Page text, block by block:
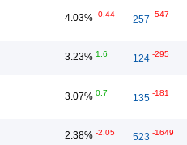
4.03% -0.44 257 -547
3.23% 1.6 124 -295
3.07% 0.7 135 -181
2.38% -2.05 523 -1649